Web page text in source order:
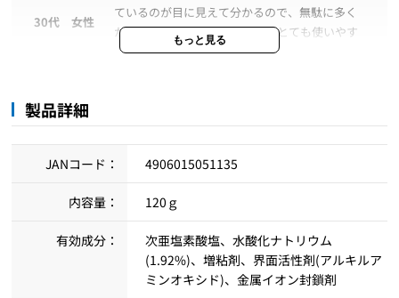
30代 女性
ているのが目に見えて分かるので、無駄に多く
かけたりしなくて済みました😊とても使いやす
かったです👍そしてスッキリ綺麗に🧡
20代 女性
の頑固なカビがかなり落ちたので本当に感動し
ました！
旦那さんが掃除してくれましたが、カビが頑固
で今まで5種類ほど違う品を試してきましたが1
番効果があり、すごいとれたと言ってました。
綺麗になって嬉しいです^ ^
もっと見る
製品詳細
JANコード： 4906015051135
内容量： 120ｇ
有効成分：
次亜塩素酸塩、水酸化ナトリウム
(1.92%)、増粘剤、界面活性剤(アルキルア
ミンオキシド)、金属イオン封鎖剤